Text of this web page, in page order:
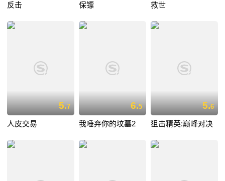
反击 保镖 救世
5.7
人皮交易
6.5
我唾弃你的坟墓2
5.6
狙击精英:巅峰对决